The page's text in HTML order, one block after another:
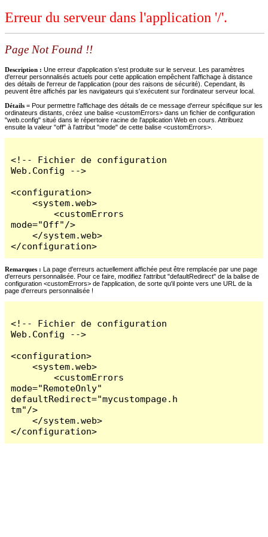
Erreur du serveur dans l'application '/'.
Page Not Found !!
Description : Une erreur d'application s'est produite sur le serveur. Les paramètres
d'erreur personnalisés actuels pour cette application empêchent l'affichage à distance
des détails de l'erreur de l'application (pour des raisons de sécurité). Cependant, ils
peuvent être affichés par les navigateurs qui s'exécutent sur l'ordinateur serveur local.
Détails = Pour permettre l'affichage des détails de ce message d'erreur spécifique sur les
ordinateurs distants, créez une balise <customErrors> dans un fichier de configuration
"web.config" situé dans le répertoire racine de l'application Web en cours. Attribuez
ensuite la valeur "off" à l'attribut "mode" de cette balise <customErrors>.
<!-- Fichier de configuration
Web.Config -->
<configuration>
    <system.web>
        <customErrors
mode="Off"/>
    </system.web>
</configuration>
Remarques : La page d'erreurs actuellement affichée peut être remplacée par une page
d'erreurs personnalisée. Pour ce faire, modifiez l'attribut "defaultRedirect" de la balise de
configuration <customErrors> de l'application, de sorte qu'il pointe vers une URL de la
page d'erreurs personnalisée !
<!-- Fichier de configuration
Web.Config -->
<configuration>
    <system.web>
        <customErrors
mode="RemoteOnly"
defaultRedirect="mycustompage.h
tm"/>
    </system.web>
</configuration>